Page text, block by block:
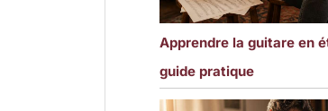
Apprendre la guitare en
guide pratique